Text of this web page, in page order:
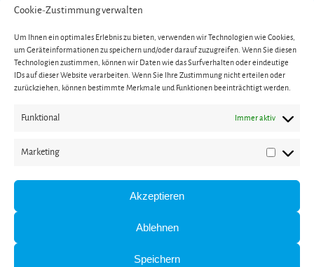
Cookie-Zustimmung verwalten
Um Ihnen ein optimales Erlebnis zu bieten, verwenden wir Technologien wie Cookies,
um Geräteinformationen zu speichern und/oder darauf zuzugreifen. Wenn Sie diesen
Technologien zustimmen, können wir Daten wie das Surfverhalten oder eindeutige
IDs auf dieser Website verarbeiten. Wenn Sie Ihre Zustimmung nicht erteilen oder
zurückziehen, können bestimmte Merkmale und Funktionen beeinträchtigt werden.
Funktional Immer aktiv
Marketing
Akzeptieren
Ablehnen
Speichern
info@suchy-montagetechnik.de
Versand und Zahlung
AGB
Widerrufsbelehrung
Impressum
Datenschutzerklärung
* Alle Preise inkl. gesetzl. Mehrwertsteuer und zzgl. Versandkosten (bei Versand innerhalb